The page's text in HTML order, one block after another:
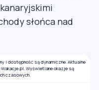
słońca nad
i dostępność są dynamiczne. Aktualne
Wyświetlane okazje są
czasowych.